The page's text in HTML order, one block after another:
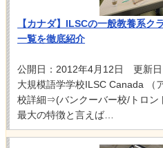
【カナダ】ILSCの一般教養系ク
一覧を徹底紹介
公開日：2012年4月12日 更新
大規模語学学校ILSC Canada （
校詳細⇒(バンクーバー校/トロン
最大の特徴と言えば…